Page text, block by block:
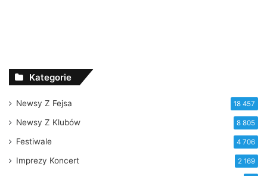
Kategorie
Newsy Z Fejsa 18 457
Newsy Z Klubów 8 805
Festiwale 4 706
Imprezy Koncert 2 169